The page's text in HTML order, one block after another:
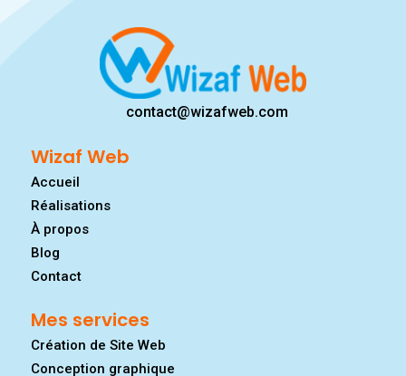
contact@wizafweb.com
Wizaf Web
Accueil
Réalisations
À propos
Blog
Contact
Mes services
Création de Site Web
Conception graphique